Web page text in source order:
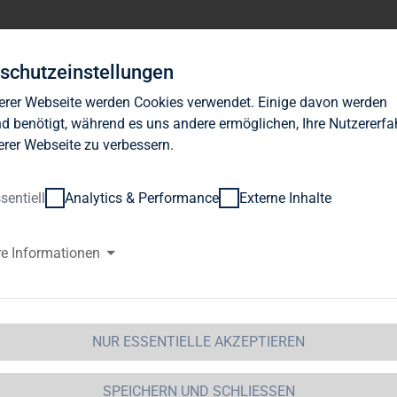
Investor Relations
DD: TAG Immobilien AG
und öffentliche Bekanntgabe der Geschäfte
sowie in enger Beziehung zu ihnen
/ 14:31
den Inhalt der Mitteilung ist der Emittent /
Webseite werden Cookies verwendet. Einige davon werden
benötigt, während es uns andere ermöglichen, Ihre
Webseite zu verbessern.
Analytics & Performance Externe Inhalte
Informationen
NUR ESSENTIELLE AKZEPTIEREN
SPEICHERN UND SCHLIESSEN